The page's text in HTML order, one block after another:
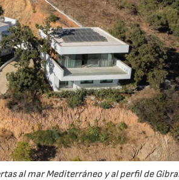
al mar Mediterráneo y al perfil de